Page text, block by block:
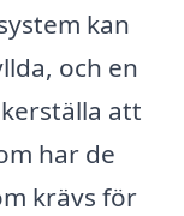
kan
och en
att
har de
krävs för